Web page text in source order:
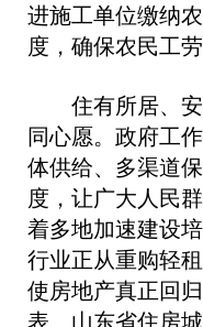
进施工单位缴纳
度，确保农民工
住有所居、安
同心愿。政府工
体供给、多渠道
度，让广大人民
着多地加速建设
行业正从重购轻
使房地产真正回
表、山东省住房